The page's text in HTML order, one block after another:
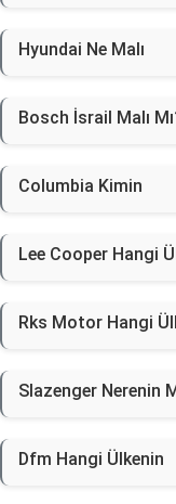
Hyundai Ne Malı
Bosch İsrail Malı
Columbia Kimin
Lee Cooper Hangi
Rks Motor Hangi
Slazenger Nerenin
Dfm Hangi Ülkenin